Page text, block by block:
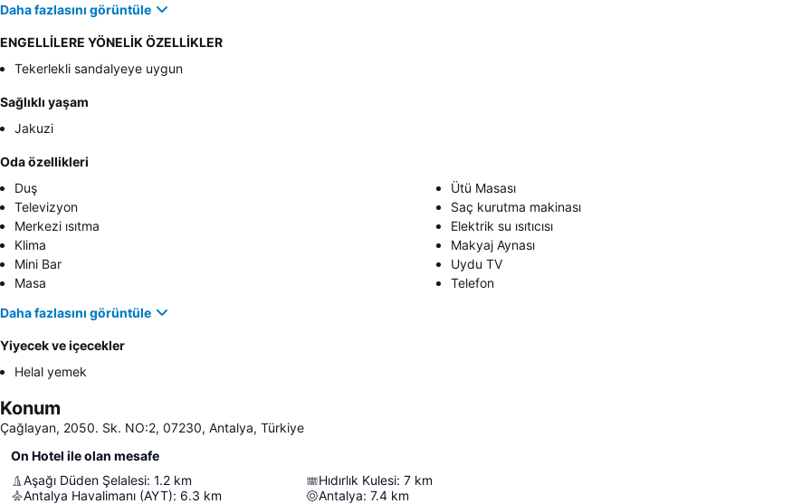
Daha fazlasını görüntüle
ENGELLİLERE YÖNELİK ÖZELLİKLER
Tekerlekli sandalyeye uygun
Sağlıklı yaşam
Jakuzi
Oda özellikleri
Duş
Ütü Masası
Televizyon
Saç kurutma makinası
Merkezi ısıtma
Elektrik su ısıtıcısı
Klima
Makyaj Aynası
Mini Bar
Uydu TV
Masa
Telefon
Daha fazlasını görüntüle
Yiyecek ve içecekler
Helal yemek
Konum
Çağlayan, 2050. Sk. NO:2, 07230, Antalya, Türkiye
On Hotel ile olan mesafe
Aşağı Düden Şelalesi: 1.2 km
Antalya Havalimanı (AYT): 6.3 km
Hıdırlık Kulesi: 7 km
Antalya: 7.4 km